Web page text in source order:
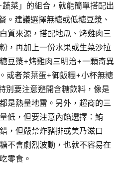
蔬菜」的組合，就能簡單搭配出
。建議選擇無糖或低糖豆漿、
質來源，搭配地瓜、烤雞肉三
，再加上一份水果或生菜沙拉
豆漿+烤雞肉三明治+一顆奇異
或者茶葉蛋+御飯糰+小杯無糖
別要注意避開含糖飲料，像是
是熱量地雷。另外，超商的三
低，但要注意內餡選擇：鮪
，但嚴禁炸豬排或美乃滋口
不會劇烈波動，也就不容易在
零食。